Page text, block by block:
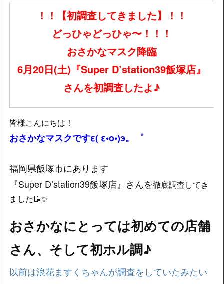
！！【初調査してきました】！！
どっひゃどっひゃ〜！！！
おさかなマスク降臨
6月20日(土)『Super D’station39飯塚店』
さんを初調査したよ♪
皆様こんにちは！
おさかなマスクですε( ε•o•)э。゜
福岡県飯塚市にあります
『Super D’station39飯塚店』さんを徹底調査してき
ました📝✨
おさかなにとっては初めての店舗
さん、そして初ホル調♪
以前は浪花ますくちゃんが調査をしていたみたい